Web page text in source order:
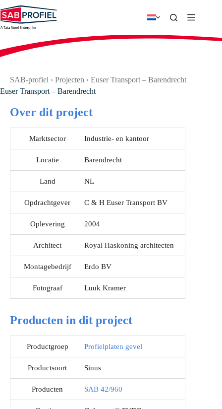
naar
de
inhoud
SAB-profiel › Projecten › Euser Transport – Barendrecht
Euser Transport – Barendrecht
Over dit project
Marktsector Industrie- en kantoor
Locatie Barendrecht
Land NL
Opdrachtgever C & H Euser Transport BV
Oplevering 2004
Architect Royal Haskoning architecten
Montagebedrijf Erdo BV
Fotograaf Luuk Kramer
Producten in dit project
Productgroep Profielplaten gevel
Productsoort Sinus
Producten SAB 42/960